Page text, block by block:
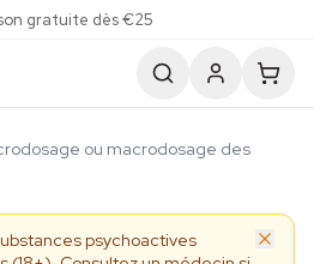
gratuite dès €25
ou macrodosage des
psychoactives